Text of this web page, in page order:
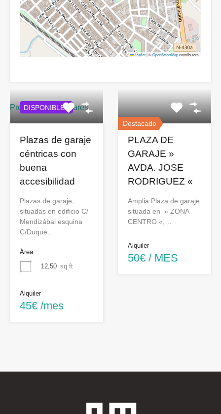
Leaflet|©OpenStreetMapcontributors
Propiedades similares
DISPONIBLES
Plazas de garaje
céntricas con
buena
accesibilidad
Plazas de garaje,
situadas en edificio C/
Mendizábal esquina
C/Duque…
Área
12,50 sq ft
Alquiler
45€ /mes
Destacado
PLAZA DE
GARAJE »
AVDA. JOSE
RODRIGUEZ «
Amplia Plaza de garaje
situada en » ZONA
CENTRO «,…
Alquiler
50€ / MES